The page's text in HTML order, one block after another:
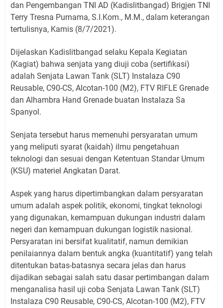
dan Pengembangan TNI AD (Kadislitbangad) Brigjen TNI
Terry Tresna Purnama, S.I.Kom., M.M., dalam keterangan
tertulisnya, Kamis (8/7/2021).
Dijelaskan Kadislitbangad selaku Kepala Kegiatan
(Kagiat) bahwa senjata yang diuji coba (sertifikasi)
adalah Senjata Lawan Tank (SLT) Instalaza C90
Reusable, C90-CS, Alcotan-100 (M2), FTV RIFLE Grenade
dan Alhambra Hand Grenade buatan Instalaza Sa
Spanyol.
Senjata tersebut harus memenuhi persyaratan umum
yang meliputi syarat (kaidah) ilmu pengetahuan
teknologi dan sesuai dengan Ketentuan Standar Umum
(KSU) materiel Angkatan Darat.
Aspek yang harus dipertimbangkan dalam persyaratan
umum adalah aspek politik, ekonomi, tingkat teknologi
yang digunakan, kemampuan dukungan industri dalam
negeri dan kemampuan dukungan logistik nasional.
Persyaratan ini bersifat kualitatif, namun demikian
penilaiannya dalam bentuk angka (kuantitatif) yang telah
ditentukan batas-batasnya secara jelas dan harus
dijadikan sebagai salah satu dasar pertimbangan dalam
menganalisa hasil uji coba Senjata Lawan Tank (SLT)
Instalaza C90 Reusable, C90-CS, Alcotan-100 (M2), FTV